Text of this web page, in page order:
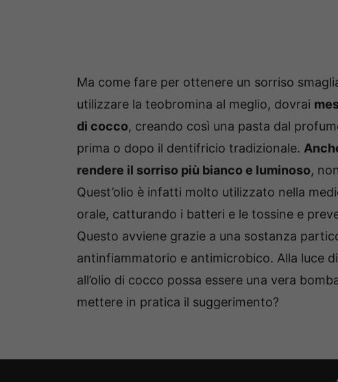
Ma come fare per ottenere un sorriso
utilizzare la teobromina al meglio, dovrai
di cocco, creando così una pasta dal
prima o dopo il dentifricio tradizionale.
rendere il sorriso più bianco e luminoso,
Quest’olio è infatti molto utilizzato nella
orale, catturando i batteri e le tossine e
Questo avviene grazie a una sostanza
antinfiammatorio e antimicrobico. Alla luce
all’olio di cocco possa essere una vera
mettere in pratica il suggerimento?